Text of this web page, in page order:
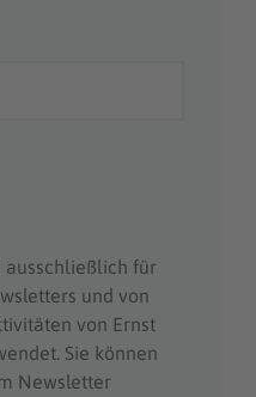
ausschließlich für
und von
von Ernst
Sie können
Newsletter